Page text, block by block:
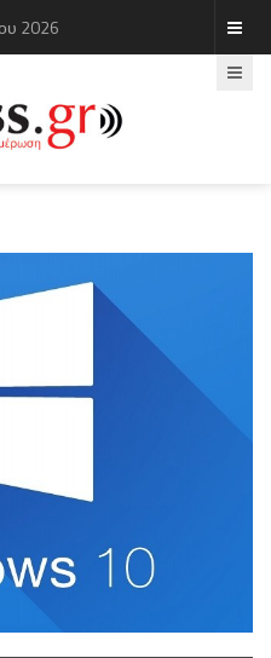
2026